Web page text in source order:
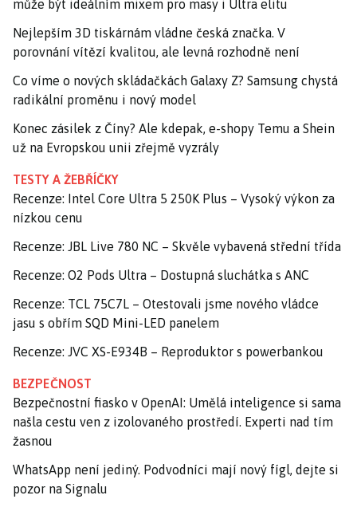
může být ideálním mixem pro masy i Ultra elitu
Nejlepším 3D tiskárnám vládne česká značka. V
porovnání vítězí kvalitou, ale levná rozhodně není
Co víme o nových skládačkách Galaxy Z? Samsung chystá
radikální proměnu i nový model
Konec zásilek z Číny? Ale kdepak, e-shopy Temu a Shein
už na Evropskou unii zřejmě vyzrály
TESTY A ŽEBŘÍČKY
Recenze: Intel Core Ultra 5 250K Plus – Vysoký výkon za
nízkou cenu
Recenze: JBL Live 780 NC – Skvěle vybavená střední třída
Recenze: O2 Pods Ultra – Dostupná sluchátka s ANC
Recenze: TCL 75C7L – Otestovali jsme nového vládce
jasu s obřím SQD Mini-LED panelem
Recenze: JVC XS-E934B – Reproduktor s powerbankou
BEZPEČNOST
Bezpečnostní fiasko v OpenAI: Umělá inteligence si sama
našla cestu ven z izolovaného prostředí. Experti nad tím
žasnou
WhatsApp není jediný. Podvodníci mají nový fígl, dejte si
pozor na Signalu